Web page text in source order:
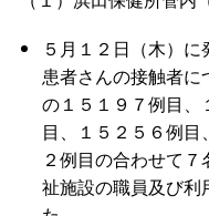
５月１２日（木）
患者さんの接触者
の１５１９７例目、
目、１５２５６例目
２例目の合わせて
祉施設の職員及び利